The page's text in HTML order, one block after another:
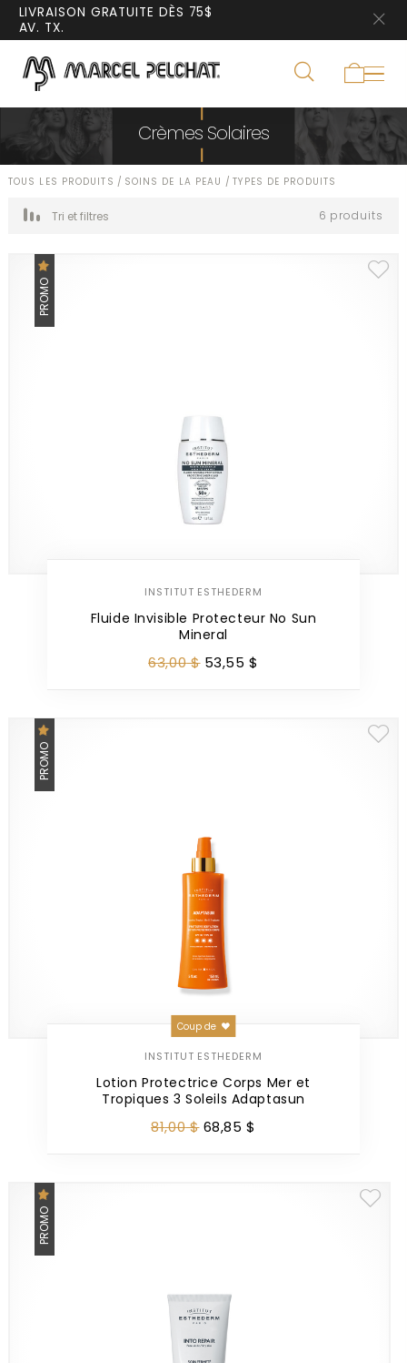
LIVRAISON GRATUITE DÈS 75$
AV. TX.
Crèmes Solaires
TOUS LES PRODUITS / SOINS DE LA PEAU /TYPES DE PRODUITS
Tri et filtres 6 produits
PROMO
INSTITUT ESTHEDERM
Fluide Invisible Protecteur No Sun
Mineral
63,00$ 53,55 $
PROMO
INSTITUT ESTHEDERM
Lotion Protectrice Corps Mer et
Tropiques 3 Soleils Adaptasun
Coup de
81,00$ 68,85 $
PROMO